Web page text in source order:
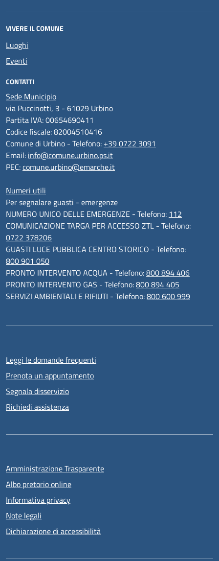
VIVERE IL COMUNE
Luoghi
Eventi
CONTATTI
Sede Municipio
via Puccinotti, 3 - 61029 Urbino
Partita IVA: 00654690411
Codice fiscale: 82004510416
Comune di Urbino - Telefono: +39 0722 3091
Email: info@comune.urbino.ps.it
PEC:comune.urbino@emarche.it
Numeri utili
Per segnalare guasti - emergenze
NUMERO UNICO DELLE EMERGENZE - Telefono: 112
COMUNICAZIONE TARGA PER ACCESSO ZTL - Telefono:
0722 378206
GUASTI LUCE PUBBLICA CENTRO STORICO - Telefono:
800 901 050
PRONTO INTERVENTO ACQUA - Telefono:800 894 406
PRONTO INTERVENTO GAS - Telefono:800 894 405
SERVIZI AMBIENTALI E RIFIUTI - Telefono:800 600 999
Leggi le domande frequenti
Prenota un appuntamento
Segnala disservizio
Richiedi assistenza
Amministrazione Trasparente
Albo pretorio online
Informativa privacy
Note legali
Dichiarazione di accessibilità